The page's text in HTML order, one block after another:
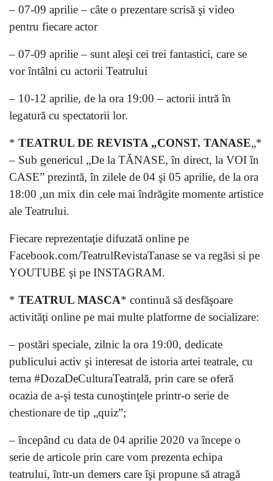
– 07-09 aprilie – câte o prezentare scrisă şi video
pentru fiecare actor
– 07-09 aprilie – sunt aleşi cei trei fantastici, care se
vor întâlni cu actorii Teatrului
– 10-12 aprilie, de la ora 19:00 – actorii intră în
legatură cu spectatorii lor.
* TEATRUL DE REVISTA „CONST. TANASE„*
– Sub genericul „De la TĂNASE, în direct, la VOI în
CASE” prezintă, în zilele de 04 şi 05 aprilie, de la ora
18:00 ,un mix din cele mai îndrăgite momente artistice
ale Teatrului.
Fiecare reprezentaţie difuzată online pe
Facebook.com/TeatrulRevistaTanase se va regăsi si pe
YOUTUBE şi pe INSTAGRAM.
* TEATRUL MASCA* continuă să desfăşoare
activităţi online pe mai multe platforme de socializare:
– postări speciale, zilnic la ora 19:00, dedicate
publicului activ şi interesat de istoria artei teatrale, cu
tema #DozaDeCulturaTeatrală, prin care se oferă
ocazia de a-şi testa cunoştinţele printr-o serie de
chestionare de tip „quiz”;
– începând cu data de 04 aprilie 2020 va începe o
serie de articole prin care vom prezenta echipa
teatrului, într-un demers care îşi propune să atragă